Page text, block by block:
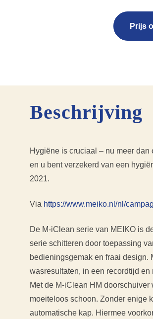
Prijs
Beschrijving
Hygiëne is cruciaal – nu meer
en u bent verzekerd van een
2021.
Via https://www.meiko.nl/nl/
De M-iClean serie van MEIKO is
serie schitteren door toepassing
bedieningsgemak en fraai design.
wasresultaten, in een recordtijd
Met de M-iClean HM
moeiteloos schoon. Zonder enige
automatische kap. Hiermee